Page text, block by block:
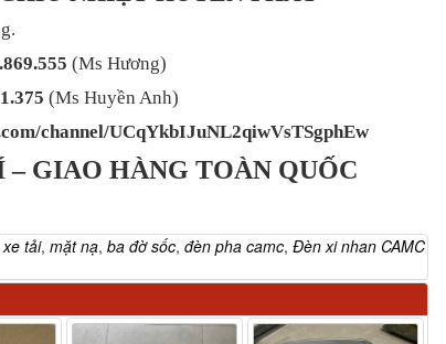
(Ms Hương)
(Ms Huyền Anh)
channel/UCqYkbIJuNL2qiwVsTSgphEw
GIAO HÀNG TOÀN QUỐC
tải, mặt nạ, ba đờ sốc, đèn pha camc, Đèn xi nhan CAMC